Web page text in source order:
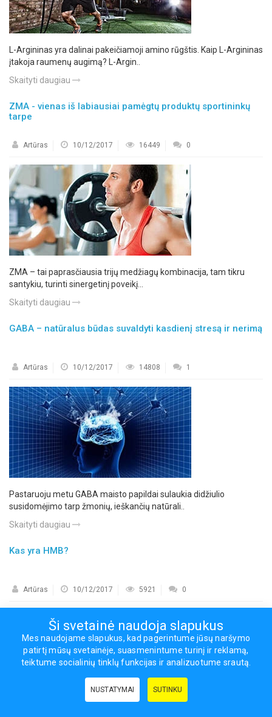
L-Argininas yra dalinai pakeičiamoji amino rūgštis. Kaip L-Argininas
įtakoja raumenų augimą? L-Argin..
Skaityti daugiau
ZMA - vienas iš labiausiai pamėgtų produktų sportininkų
tarpe
Artūras 10/12/2017 16449 0
ZMA – tai paprasčiausia trijų medžiagų kombinacija, tam tikru
santykiu, turinti sinergetinį poveikį...
Skaityti daugiau
GABA – natūralus būdas suvaldyti kasdienį stresą ir nerimą
Artūras 10/12/2017 14808 1
Pastaruoju metu GABA maisto papildai sulaukia didžiulio
susidomėjimo tarp žmonių, ieškančių natūrali..
Skaityti daugiau
Kas yra HMB?
Artūras 10/12/2017 5921 0
Ši svetainė naudoja slapukus
Mes naudojame slapukus, kad pagerintume jūsų naršymo
patirtį mūsų svetainėje, suasmenintume turinį ir reklamą,
teiktume socialinių tinklų funkcijas ir analizuotume srautą.
NUSTATYMAI SUTINKU